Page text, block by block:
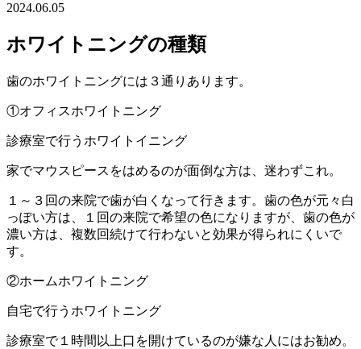
2024.06.05
ホワイトニングの種類
歯のホワイトニングには３通りあります。
①オフィスホワイトニング
診療室で行うホワイトイニング
家でマウスピースをはめるのが面倒な方は、迷わずこれ。
１～３回の来院で歯が白くなって行きます。歯の色が元々白
っぽい方は、１回の来院で希望の色になりますが、歯の色が
濃い方は、複数回続けて行わないと効果が得られにくいで
す。
②ホームホワイトニング
自宅で行うホワイトニング
診療室で１時間以上口を開けているのが嫌な人にはお勧め。